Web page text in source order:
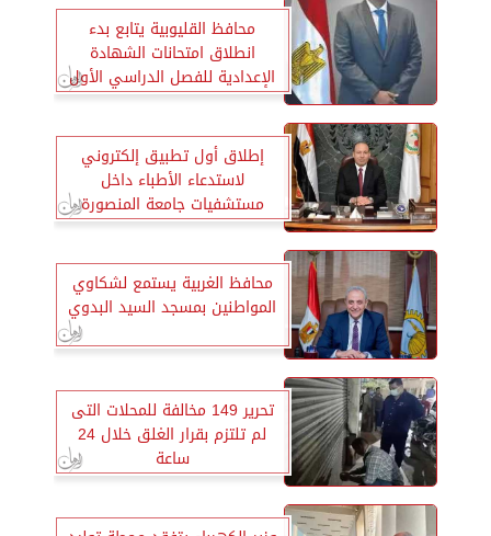
محافظ القليوبية يتابع بدء
انطلاق امتحانات الشهادة
الإعدادية للفصل الدراسي الأول
2025/2024
إطلاق أول تطبيق إلكتروني
لاستدعاء الأطباء داخل
مستشفيات جامعة المنصورة
محافظ الغربية يستمع لشكاوي
المواطنين بمسجد السيد البدوي
تحرير 149 مخالفة للمحلات التى
لم تلتزم بقرار الغلق خلال 24
ساعة